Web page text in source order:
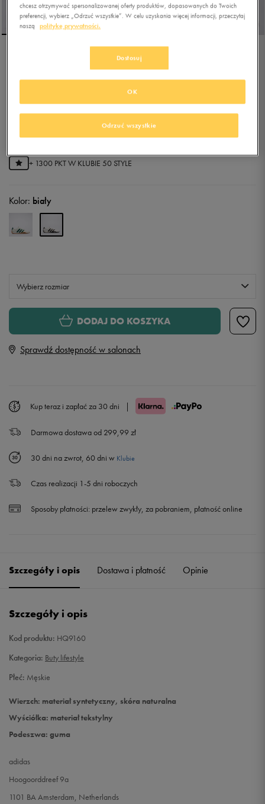
(najniższa cena z 30 dni przed obniżką)
194,99złz Vat
+ 1300 PKT W KLUBIE 50 STYLE
Kolor: biały
Wybierz rozmiar
Rozmiary EU
36 2/3 22,5 cm
38 2/3 24 cm Powiadom o dostępności
39 1/3 24,5 cm
40 25 cm
42 2/3 27 cm
43 1/3 27,5 cm
44 2/3
45 1/3 29 cm
46 29,5 cm
46 2/3
47 1/3 30,5 cm
DODAJ DO KOSZYKA
Sprawdź dostępność w salonach
Kup teraz i zapłać za 30 dni |
Darmowa dostawa od 299,99 zł
30 dni na zwrot, 60 dni w Klubie
Czas realizacji 1-5 dni roboczych
Sposoby płatności: przelew zwykły, za pobraniem, płatność online
Szczegóły i opis Dostawa i płatność Opinie
Szczegóły i opis
Kod produktu: HQ9160
Kategoria: Buty lifestyle
Płeć: Męskie
Wierzch: materiał syntetyczny, skóra naturalna
Wyściółka: materiał tekstylny
Podeszwa: guma
adidas
Hoogoorddreef 9a
1101 BA Amsterdam, Netherlands
chcesz otrzymywać spersonalizowanej oferty produktów, dopasowanych do Twoich
preferencji, wybierz „Odrzuć wszystkie”. W celu uzyskania więcej informacji, przeczytaj
naszą
politykę prywatności.
Dostosuj
Odrzuć wszystkie
OK